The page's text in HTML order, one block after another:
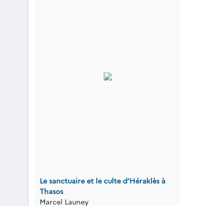
Le sanctuaire et le culte d’Héraklès à
Thasos
Marcel Launey